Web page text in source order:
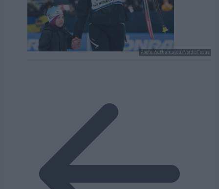
Photo: Authamayou/NordicFocus